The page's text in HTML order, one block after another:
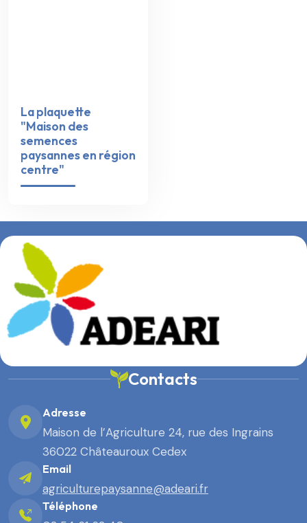
La plaquette
"Maison des
semences
paysannes en région
centre"
Contacts
Adresse
Maison de l’Agriculture 24, rue des Ingrains
36022 Châteauroux Cedex
Email
agriculturepaysanne@adeari.fr
Téléphone